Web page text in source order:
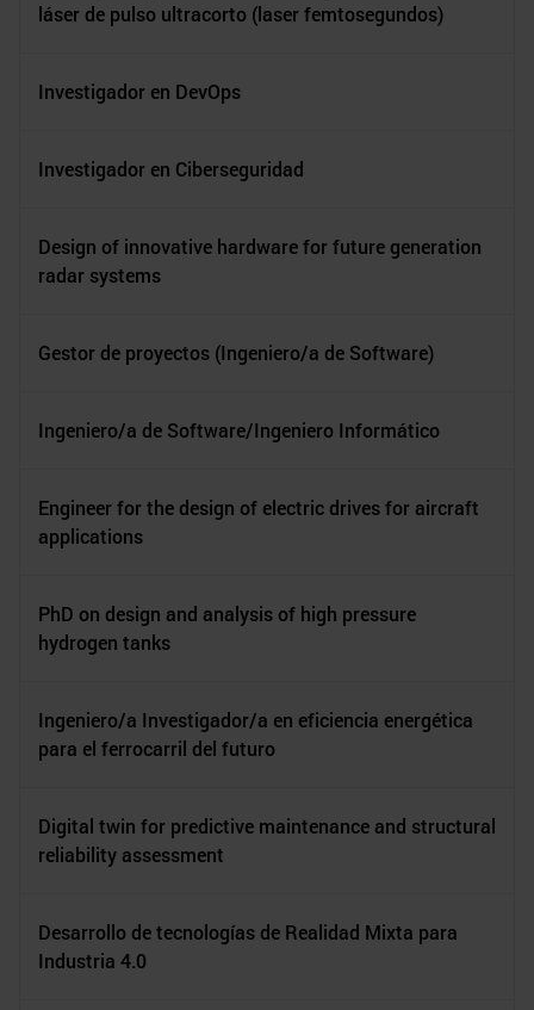
láser de pulso ultracorto (laser femtosegundos)
Investigador en DevOps
Investigador en Ciberseguridad
Design of innovative hardware for future generation
radar systems
Gestor de proyectos (Ingeniero/a de Software)
Ingeniero/a de Software/Ingeniero Informático
Engineer for the design of electric drives for aircraft
applications
PhD on design and analysis of high pressure
hydrogen tanks
Ingeniero/a Investigador/a en eficiencia energética
para el ferrocarril del futuro
Digital twin for predictive maintenance and structural
reliability assessment
Desarrollo de tecnologías de Realidad Mixta para
Industria 4.0